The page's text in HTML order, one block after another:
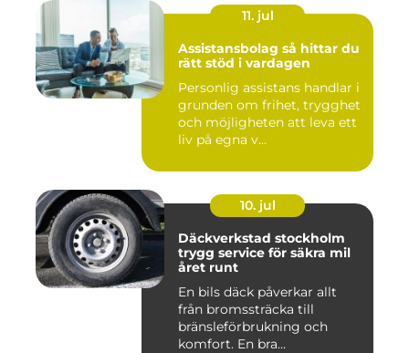
11. jul
Assistansbolag så hittar du
rätt stöd i vardagen
Personlig assistans handlar i
grunden om frihet, trygghet
och möjligheten att leva ett
liv på egna v...
10. jul
Däckverkstad stockholm
trygg service för säkra mil
året runt
En bils däck påverkar allt
från bromssträcka till
bränsleförbrukning och
komfort. En bra